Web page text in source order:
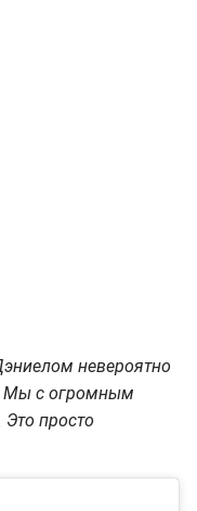
невероятно
Мы с огромным
просто